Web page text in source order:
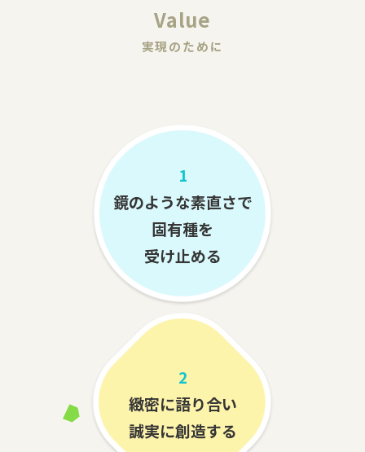
Value
実現のために
1
鏡のような素直さで
固有種を
受け止める
2
緻密に語り合い
誠実に創造する